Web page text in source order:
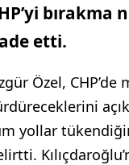
bırakma
etti.
Özel,
yollar